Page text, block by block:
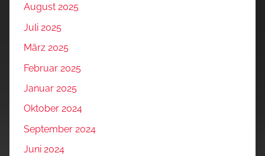
August 2025
Juli 2025
März 2025
Februar 2025
Januar 2025
Oktober 2024
September 2024
Juni 2024